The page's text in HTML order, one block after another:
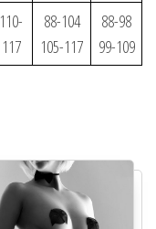
110-
117
88-104
105-117
88-98
99-109